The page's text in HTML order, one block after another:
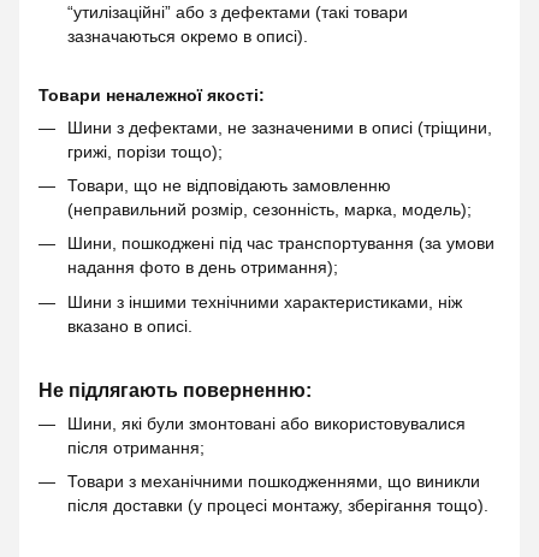
“утилізаційні” або з дефектами (такі товари
зазначаються окремо в описі).
Товари неналежної якості:
Шини з дефектами, не зазначеними в описі (тріщини,
грижі, порізи тощо);
Товари, що не відповідають замовленню
(неправильний розмір, сезонність, марка, модель);
Шини, пошкоджені під час транспортування (за умови
надання фото в день отримання);
Шини з іншими технічними характеристиками, ніж
вказано в описі.
Не підлягають поверненню:
Шини, які були змонтовані або використовувалися
після отримання;
Товари з механічними пошкодженнями, що виникли
після доставки (у процесі монтажу, зберігання тощо).